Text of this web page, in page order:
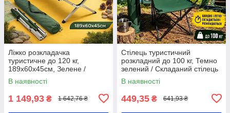
Ліжко розкладачка
туристичне до 120 кг,
189х60х45см, Зелене /
Розкладачка ліжко туристичне
/ Розкладне ліжко для
В наявності
1 149,93 ₴ 1 642,76 ₴
Стілець туристичний
розкладний до 100 кг, Темно
зелений / Складаний стілець
/ Крісло для походів в чохлі
В наявності
449,35 ₴ 641,93 ₴